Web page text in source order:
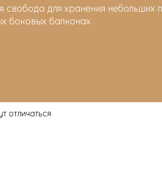
свобода для хранения небольших
боковых балконах.
отличаться